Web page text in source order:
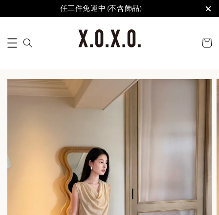
任三件免運中 (不含飾品)